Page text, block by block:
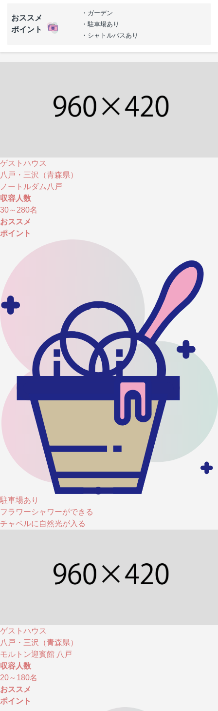
おススメ
ポイント
ガーデン
駐車場あり
シャトルバスあり
ゲストハウス
八戸・三沢（青森県）
ノートルダム八戸
収容人数
30～280名
おススメ
ポイント
駐車場あり
フラワーシャワーができる
チャペルに自然光が入る
ゲストハウス
八戸・三沢（青森県）
モルトン迎賓館 八戸
収容人数
20～180名
おススメ
ポイント